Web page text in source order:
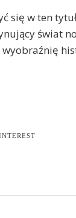
się w ten
świat